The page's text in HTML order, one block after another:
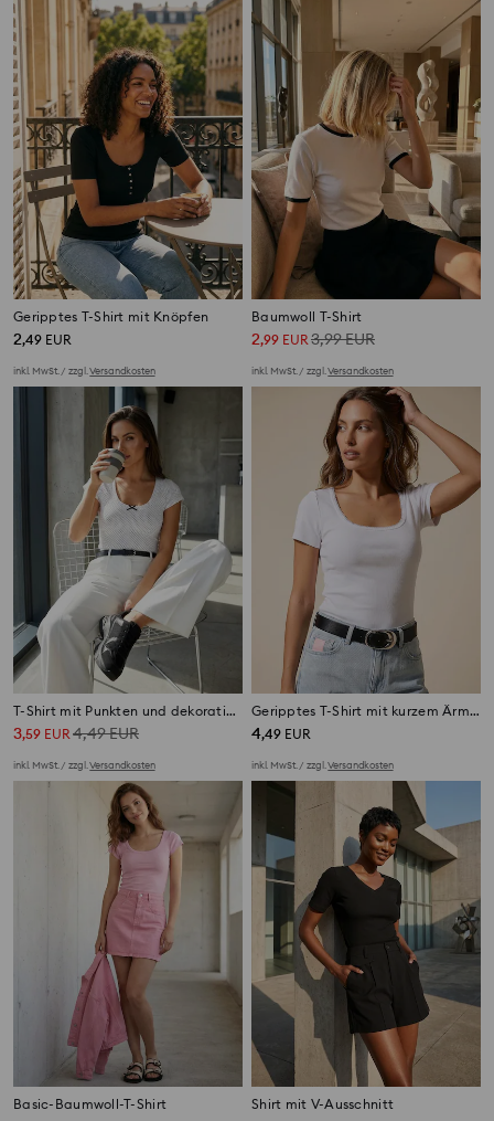
Geripptes T-Shirt mit Knöpfen
2,49 EUR
inkl. MwSt. / zzgl.Versandkosten
Baumwoll T-Shirt
2,99 EUR3,99EUR
inkl. MwSt. / zzgl.Versandkosten
T-Shirt mit Punkten und dekorativer Schleife
3,59 EUR 4,49EUR
inkl. MwSt. / zzgl.Versandkosten
Geripptes T-Shirt mit kurzem Ärmel
4,49 EUR
inkl. MwSt. / zzgl.Versandkosten
Basic-Baumwoll-T-Shirt Shirt mit V-Ausschnitt